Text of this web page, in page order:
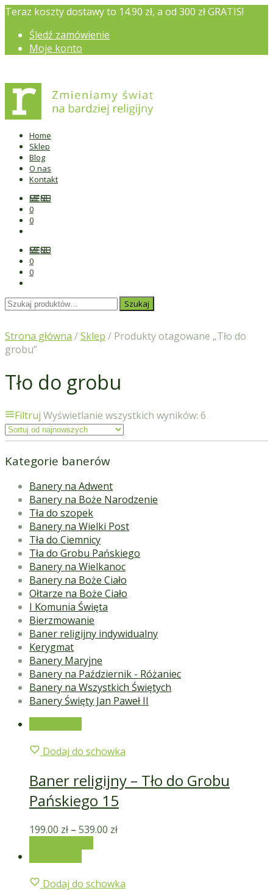
Teraz koszty dostawy to 14.90 zł, a od 300 zł GRATIS!
Śledź zamówienie
Moje konto
Home
Sklep
Blog
O nas
Kontakt
MENU
0
0
MENU
0
0
Szukaj: Szukaj
Strona główna /Sklep / Produkty otagowane „Tło do
grobu”
Tło do grobu
Filtruj Wyświetlanie wszystkich wyników: 6
Kategorie banerów
Banery na Adwent
Banery na Boże Narodzenie
Tła do szopek
Banery na Wielki Post
Tła do Ciemnicy
Tła do Grobu Pańskiego
Banery na Wielkanoc
Banery na Boże Ciało
Ołtarze na Boże Ciało
I Komunia Święta
Bierzmowanie
Baner religijny indywidualny
Kerygmat
Banery Maryjne
Banery na Październik - Różaniec
Banery na Wszystkich Świętych
Banery Święty Jan Paweł II
Dodaj do schowka
Baner religijny – Tło do Grobu
Pańskiego 15
199.00 zł – 539.00 zł
Dodaj do schowka